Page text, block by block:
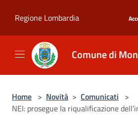
Regione Lombardia
Comune di
Home > Novità > Comunicati >
NEI: prosegue la riqualificazione